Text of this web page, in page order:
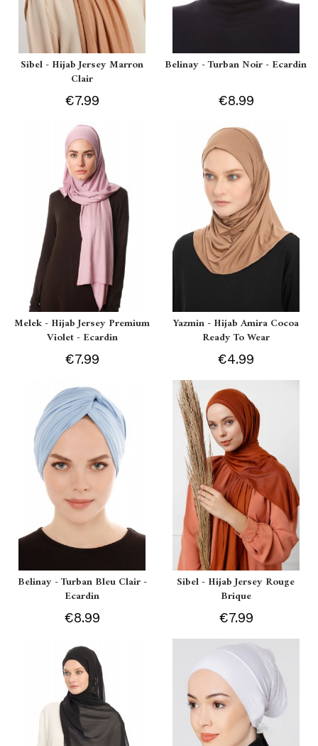
Sibel - Hijab Jersey Marron
Clair
€7.99
Belinay - Turban Noir - Ecardin
€8.99
Melek - Hijab Jersey Premium
Violet - Ecardin
€7.99
Yazmin - Hijab Amira Cocoa
Ready To Wear
€4.99
Belinay - Turban Bleu Clair -
Ecardin
€8.99
Sibel - Hijab Jersey Rouge
Brique
€7.99